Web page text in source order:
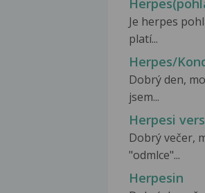
Je herpes
platí...
Herpes/
Dobrý den,
jsem...
Herpesi
Dobrý večer,
"odmlce"...
Herpesin